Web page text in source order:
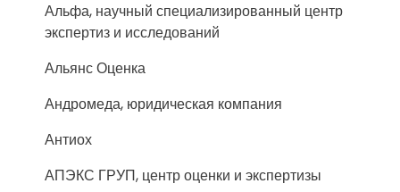
Альфа, научный специализированный центр
экспертиз и исследований
Альянс Оценка
Андромеда, юридическая компания
Антиох
АПЭКС ГРУП, центр оценки и экспертизы